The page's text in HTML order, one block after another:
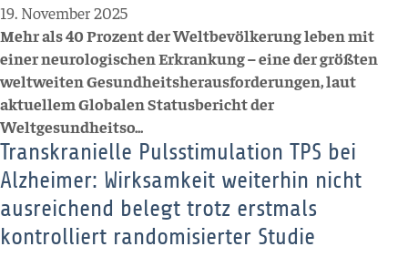
19. November 2025
Mehr als 40 Prozent der Weltbevölkerung leben mit
einer neurologischen Erkrankung – eine der größten
weltweiten Gesundheitsherausforderungen, laut
aktuellem Globalen Statusbericht der
Weltgesundheitso...
Transkranielle Pulsstimulation TPS bei
Alzheimer: Wirksamkeit weiterhin nicht
ausreichend belegt trotz erstmals
kontrolliert randomisierter Studie